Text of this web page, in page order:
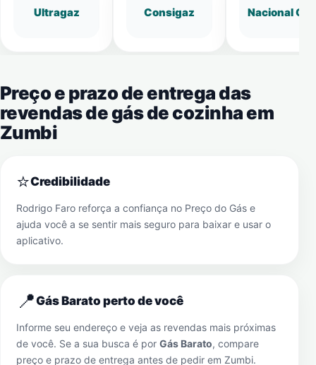
Ultragaz Consigaz Nacional Gás
Preço e prazo de entrega das
revendas de gás de cozinha em
Zumbi
⭐Credibilidade
Rodrigo Faro reforça a confiança no Preço do Gás e
ajuda você a se sentir mais seguro para baixar e usar o
aplicativo.
📍Gás Barato perto de você
Informe seu endereço e veja as revendas mais próximas
de você. Se a sua busca é por Gás Barato, compare
preço e prazo de entrega antes de pedir em Zumbi.